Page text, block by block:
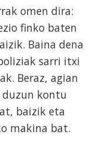
omen dira:
finko baten
Baina dena
sarri itxi
Beraz, agian
duzun kontu
baizik eta
makina bat.